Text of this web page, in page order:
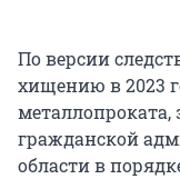
По версии
хищению в 2023
гражданской
области в